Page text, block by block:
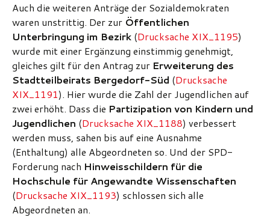
Auch die weiteren Anträge der Sozialdemokraten
waren unstrittig. Der zur Öffentlichen
Unterbringung im Bezirk (Drucksache XIX_1195)
wurde mit einer Ergänzung einstimmig genehmigt,
gleiches gilt für den Antrag zur Erweiterung des
Stadtteilbeirats Bergedorf-Süd (Drucksache
XIX_1191). Hier wurde die Zahl der Jugendlichen auf
zwei erhöht. Dass die Partizipation von Kindern und
Jugendlichen (Drucksache XIX_1188) verbessert
werden muss, sahen bis auf eine Ausnahme
(Enthaltung) alle Abgeordneten so. Und der SPD-
Forderung nach Hinweisschildern für die
Hochschule für Angewandte Wissenschaften
(Drucksache XIX_1193) schlossen sich alle
Abgeordneten an.